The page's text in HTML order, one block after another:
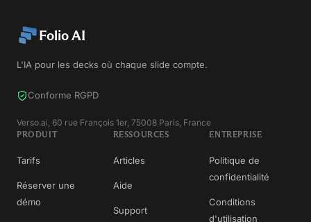
Folio AI
L'IA pour les decks où chaque slide compte.
Conforme RGPD
Verso.ai, 60 rue François 1er, 75008 Paris, France
PRODUIT
Tarifs
Réserver une
démo
RESSOURCES
Articles
Aide
Support
ENTREPRISE
Politique de
confidentialité
Conditions
d'utilisation